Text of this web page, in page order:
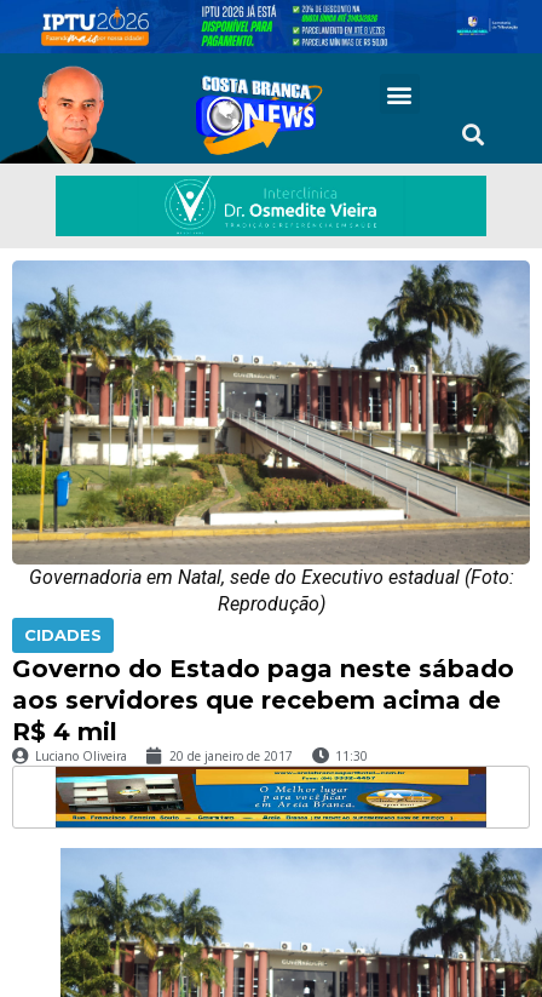
Governadoria em Natal, sede do Executivo estadual (Foto:
Reprodução)
CIDADES
Governo do Estado paga neste sábado
aos servidores que recebem acima de
R$ 4 mil
Luciano Oliveira 20 de janeiro de 2017 11:30